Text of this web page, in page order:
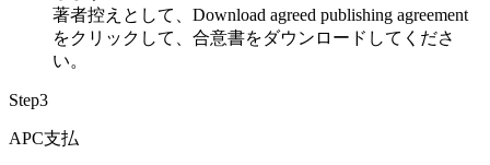
著者控えとして、 Download agreed publishing agreement
をクリックして、合意書をダウンロードしてくださ
い。
Step3
APC支払